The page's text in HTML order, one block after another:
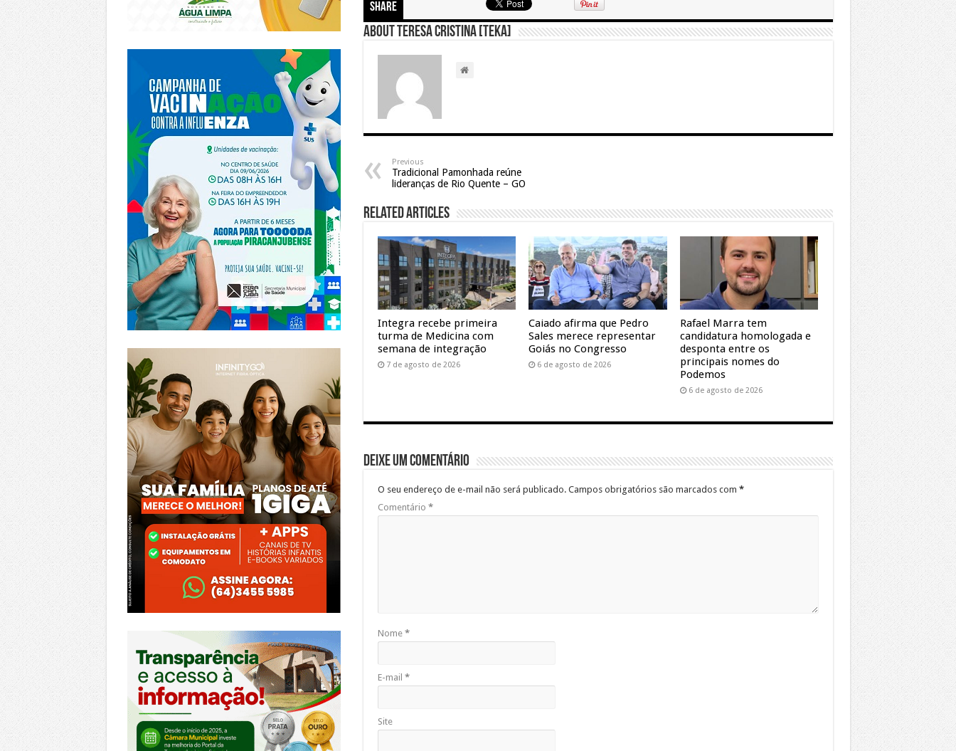
Share
About Teresa Cristina [Teka]
Previous
Tradicional Pamonhada reúne
lideranças de Rio Quente – GO
Related Articles
Integra recebe primeira
turma de Medicina com
semana de integração
7 de agosto de 2026
Caiado afirma que Pedro
Sales merece representar
Goiás no Congresso
6 de agosto de 2026
Rafael Marra tem
candidatura homologada e
desponta entre os
principais nomes do
Podemos
6 de agosto de 2026
Deixe um comentário
O seu endereço de e-mail não será publicado. Campos obrigatórios são marcados com *
Comentário *
Nome *
E-mail *
Site
https://piracanjuba.go.gov.br/
https://www.infinitygo.com.br/
https://morrinhos.go.leg.br/